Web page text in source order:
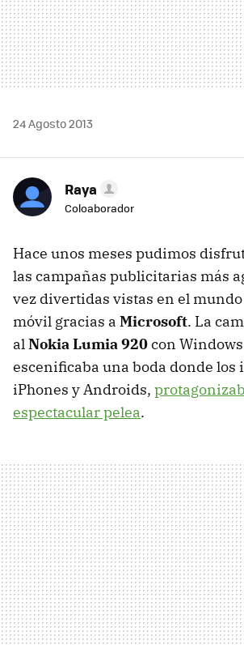
24 Agosto 2013
Raya
Coloaborador
Hace unos meses pudimos
las campañas publicitarias más
vez divertidas vistas en el
móvil gracias a Microsoft. La
alNokia Lumia 920con
escenificaba una boda donde los
iPhones y Androids,
espectacular pelea.